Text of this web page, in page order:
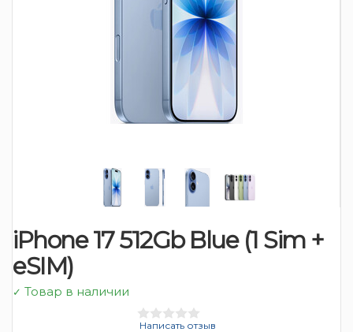
iPhone 17 512Gb Blue (1 Sim +
eSIM)
✓ Товар в наличии
Написать отзыв